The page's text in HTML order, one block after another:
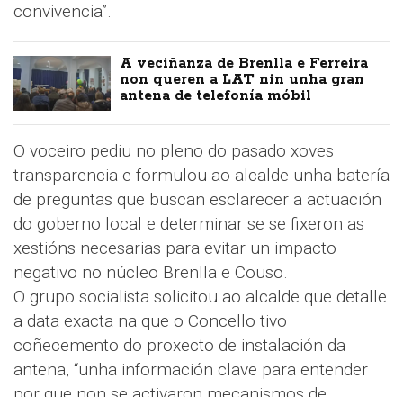
convivencia”.
A veciñanza de Brenlla e Ferreira
non queren a LAT nin unha gran
antena de telefonía móbil
O voceiro pediu no pleno do pasado xoves
transparencia e formulou ao alcalde unha batería
de preguntas que buscan esclarecer a actuación
do goberno local e determinar se se fixeron as
xestións necesarias para evitar un impacto
negativo no núcleo Brenlla e Couso.
O grupo socialista solicitou ao alcalde que detalle
a data exacta na que o Concello tivo
coñecemento do proxecto de instalación da
antena, “unha información clave para entender